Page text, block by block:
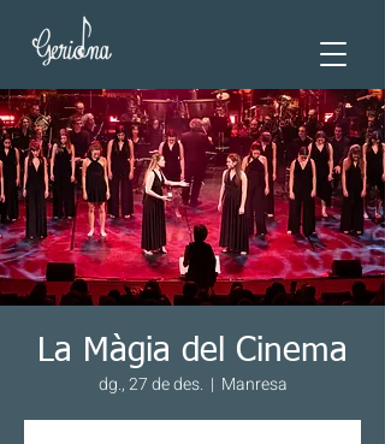
La Màgia del Cinema
dg., 27 de des.
  |
Manresa